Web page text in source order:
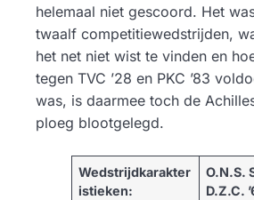
helemaal niet gescoord. Het
twaalf competitiewedstrijden,
het net niet wist te vinden en
tegen TVC ’28 en PKC ’83
was, is daarmee toch de
ploeg blootgelegd.
Wedstrijdkarakter
istieken:
O.N.S.
D.Z.C.